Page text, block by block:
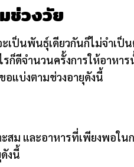
ช่วงวัย
ป็นพันธุ์เดียวกันก็ไม่จำเป็
ก็ดีจำนวนครั้งการให้อาหา
แบ่งตามช่วงอายุดังนี้
ม และอาหารที่เพียงพอใน
งนี้